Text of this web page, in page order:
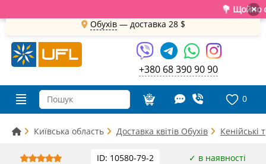
💐 Щойно ×
Обухів— доставка 28 $
+380 68 390 90 90
0
Київська область Доставка квітів Обухів Кенійські
ID: 10580-79-2 ✓ в наявності